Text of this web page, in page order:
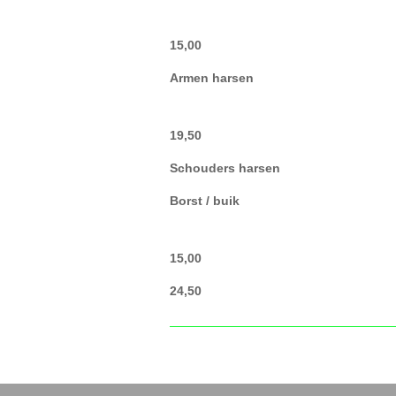
15,00
Armen harsen
19,50
Schouders harsen
Borst / buik
15,00
24,50